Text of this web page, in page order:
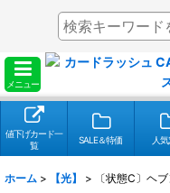
メニュー
値下げカード一
覧
SALE＆特価 人
ホーム > 【光】 > 〔状態C〕ヘ